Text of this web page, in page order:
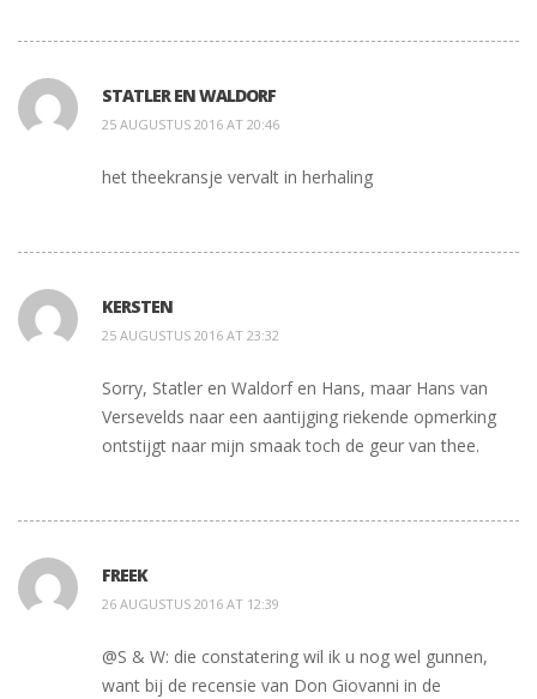
STATLER EN WALDORF
25 AUGUSTUS 2016 AT 20:46
het theekransje vervalt in herhaling
KERSTEN
25 AUGUSTUS 2016 AT 23:32
Sorry, Statler en Waldorf en Hans, maar Hans van
Versevelds naar een aantijging riekende opmerking
ontstijgt naar mijn smaak toch de geur van thee.
FREEK
26 AUGUSTUS 2016 AT 12:39
@S & W: die constatering wil ik u nog wel gunnen,
want bij de recensie van Don Giovanni in de